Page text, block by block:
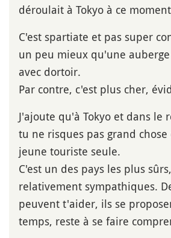
déroulait à Tokyo à ce
C'est spartiate et pas super
un peu mieux qu'une
avec dortoir.
Par contre, c'est plus cher,
J'ajoute qu'à Tokyo et dans le
tu ne risques pas grand
jeune touriste seule.
C'est un des pays les plus
relativement sympathiques.
peuvent t'aider, ils se
temps, reste à se faire